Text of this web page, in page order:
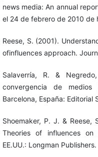
news media: An annual
el 24 de febrero de 2010
Reese, S. (2001).
ofinfluences approach.
Salaverría, R. &
convergencia de medios
Barcelona, España: Editorial
Shoemaker, P. J. & Reese,
Theories of influences
EE.UU.: Longman Publishers.